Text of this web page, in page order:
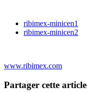
ribimex-minicen1
ribimex-minicen2
www.ribimex.com
Partager cette article